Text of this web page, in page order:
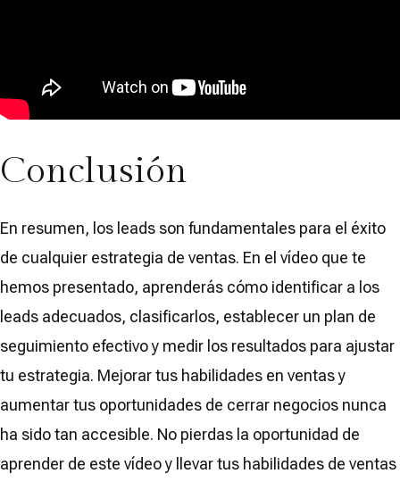
Conclusión
En resumen, los leads son fundamentales para el éxito
de cualquier estrategia de ventas. En el vídeo que te
hemos presentado, aprenderás cómo identificar a los
leads adecuados, clasificarlos, establecer un plan de
seguimiento efectivo y medir los resultados para ajustar
tu estrategia. Mejorar tus habilidades en ventas y
aumentar tus oportunidades de cerrar negocios nunca
ha sido tan accesible. No pierdas la oportunidad de
aprender de este vídeo y llevar tus habilidades de ventas